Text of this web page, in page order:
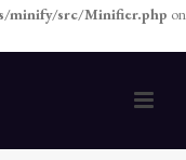
minify/src/Minifier.php on